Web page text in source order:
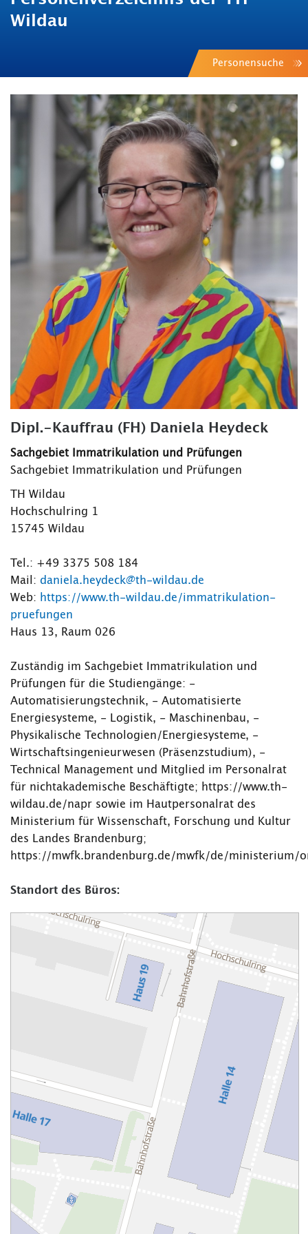
Wildau
Personensuche
Dipl.-Kauffrau (FH) Daniela Heydeck
Sachgebiet Immatrikulation und Prüfungen
Sachgebiet Immatrikulation und Prüfungen
TH Wildau
Hochschulring 1
15745 Wildau
Tel.: +49 3375 508 184
Mail: daniela.heydeck@th-wildau.de
Web: https://www.th-wildau.de/immatrikulation-
pruefungen
Haus 13, Raum 026
Zuständig im Sachgebiet Immatrikulation und
Prüfungen für die Studiengänge: -
Automatisierungstechnik, - Automatisierte
Energiesysteme, - Logistik, - Maschinenbau, -
Physikalische Technologien/Energiesysteme, -
Wirtschaftsingenieurwesen (Präsenzstudium), -
Technical Management und Mitglied im Personalrat
für nichtakademische Beschäftigte; https://www.th-
wildau.de/napr sowie im Hautpersonalrat des
Ministerium für Wissenschaft, Forschung und Kultur
des Landes Brandenburg;
https://mwfk.brandenburg.de/mwfk/de/ministerium/
Standort des Büros: